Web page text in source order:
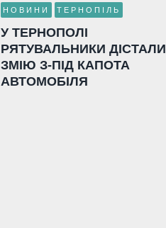
НОВИНИ ТЕРНОПІЛЬ
У ТЕРНОПОЛІ
РЯТУВАЛЬНИКИ ДІСТАЛИ
ЗМІЮ З-ПІД КАПОТА
АВТОМОБІЛЯ